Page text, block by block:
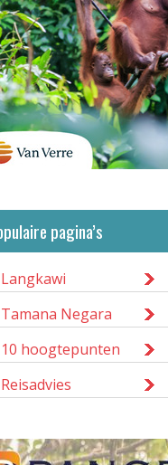
pagina’s
Langkawi
Tamana Negara
10 hoogtepunten
Reisadvies